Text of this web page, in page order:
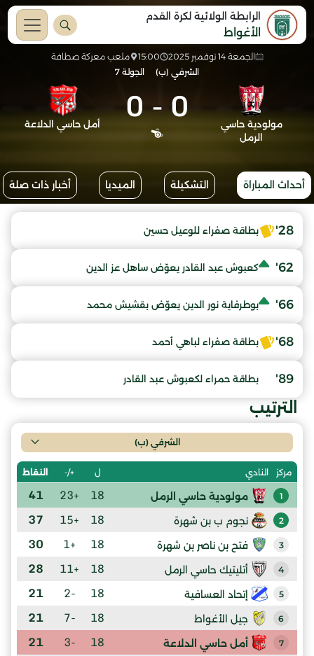
الرابطة الولائية لكرة القدم
الأغواط
الجمعة 14 نوفمبر 2025 15:00
ملعب معركة صطافة
الشرفي (ب)
الجولة 7
مولودية حاسي
الرمل
0
-
0 أمل حاسي الدلاعة
أحداث المباراة التشكيلة الميديا أخبار ذات صلة
28' بطاقة صفراء للوعيل حسين
62' كعبوش عبد القادر يعوّض ساهل عز الدين
66' بوطرفاية نور الدين يعوّض بقشيش محمد
68' بطاقة صفراء لباهي أحمد
89' بطاقة حمراء لكعبوش عبد القادر
الترتيب
الشرفي (ب)
مركز النادي ل +/- النقاط
1 مولودية حاسي الرمل 18
+23
41
2 نجوم ب بن شهرة 18
+15
37
3 فتح بن ناصر بن شهرة 18
+1
30
4 أتليتيك حاسي الرمل 18
+11
28
5 إتحاد العسافية 18
-2
21
6 جيل الأغواط 18
-7
21
7 أمل حاسي الدلاعة 18
-3
21